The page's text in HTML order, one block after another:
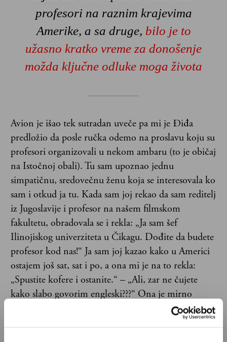
profesori na raznim krajevima
Amerike, a sa druge, bilo je to
užasno kratko vreme za donošenje
možda ključne odluke moga života
Avion je išao tek sutradan uveče pa mi je Điđa
predložio da posle ručka odemo na proslavu koju su
profesori organizovali u nekom ambaru (to je običaj
na Istočnoj obali). Tu sam upoznao jednu
simpatičnu, sredovečnu ženu koja se interesovala ko
sam i otkud ja tu. Kada sam joj rekao da sam reditelj
iz Jugoslavije i profesor na našem filmskom
fakultetu, obradovala se i rekla: „Ja sam šef
Ilinojiskog univerziteta u Čikagu. Dođite da budete
profesor kod nas!“ Ja sam joj kazao kako u Americi
ostajem još sat, sat i po, a ona mi je na to rekla:
„Spustite kofere i ostanite.“ – „Ali, zar ne čujete
kako slabo govorim engleski???“ Ona je mirno